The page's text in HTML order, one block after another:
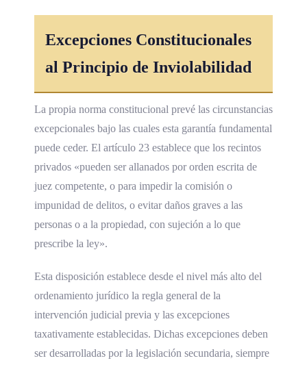
Excepciones Constitucionales
al Principio de Inviolabilidad
La propia norma constitucional prevé las circunstancias
excepcionales bajo las cuales esta garantía fundamental
puede ceder. El artículo 23 establece que los recintos
privados «pueden ser allanados por orden escrita de
juez competente, o para impedir la comisión o
impunidad de delitos, o evitar daños graves a las
personas o a la propiedad, con sujeción a lo que
prescribe la ley».
Esta disposición establece desde el nivel más alto del
ordenamiento jurídico la regla general de la
intervención judicial previa y las excepciones
taxativamente establecidas. Dichas excepciones deben
ser desarrolladas por la legislación secundaria, siempre